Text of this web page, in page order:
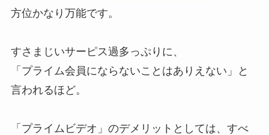
方位かなり万能です。
すさまじいサーピス過多っぷりに、
「プライム会員にならないことはありえない」と
言われるほど。
「プライムビデオ」のデメリットとしては、すべ